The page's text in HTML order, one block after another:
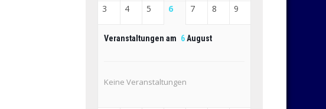
3 4 5 6 7 8 9
Veranstaltungen am 6August
Keine Veranstaltungen